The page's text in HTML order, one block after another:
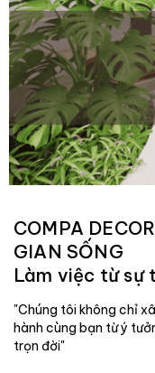
COMPA
GIAN SỐNG
Làm việc từ sự
"Chúng tôi không chỉ
hành cùng bạn từ ý
trọn đời"